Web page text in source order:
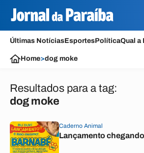
Últimas NotíciasEsportesPolíticaQual a
Home>dog moke
Resultados para a tag:
dog moke
Caderno Animal
Lançamento